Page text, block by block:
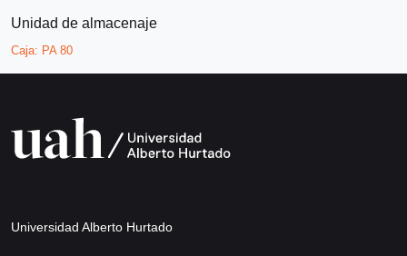
Unidad de almacenaje
Caja: PA 80
Universidad Alberto Hurtado